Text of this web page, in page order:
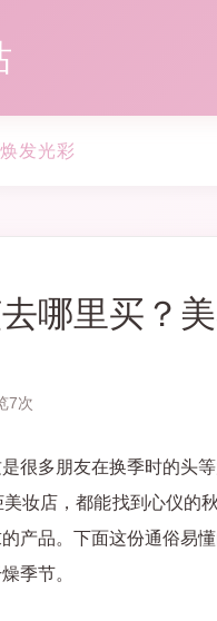
发光彩
哪里买？
7次
很多朋友在换季时的头
妆店，都能找到心仪的
产品。下面这份通俗易
季节。